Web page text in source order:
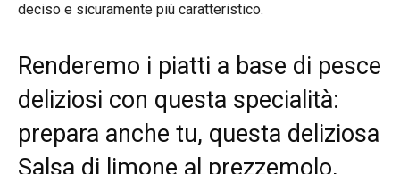
deciso e sicuramente più caratteristico.
Renderemo i piatti a base di pesce
deliziosi con questa specialità:
prepara anche tu, questa deliziosa
Salsa di limone al prezzemolo,